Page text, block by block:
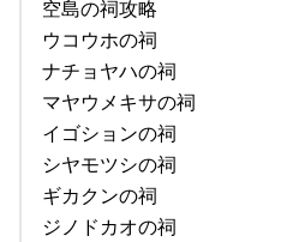
空島の祠攻略
ウコウホの祠
ナチョヤハの祠
マヤウメキサの祠
イゴションの祠
シヤモツシの祠
ギカクンの祠
ジノドカオの祠